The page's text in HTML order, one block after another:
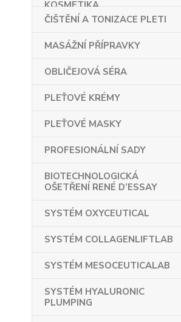
ČIŠTĚNÍ A TONIZACE PLETI
MASÁŽNÍ PŘÍPRAVKY
OBLIČEJOVÁ SÉRA
PLEŤOVÉ KRÉMY
PLEŤOVÉ MASKY
PROFESIONÁLNÍ SADY
BIOTECHNOLOGICKÁ
OŠETŘENÍ RENÉ D’ESSAY
SYSTÉM OXYCEUTICAL
SYSTÉM COLLAGENLIFTLAB
SYSTÉM MESOCEUTICALAB
SYSTÉM HYALURONIC
PLUMPING